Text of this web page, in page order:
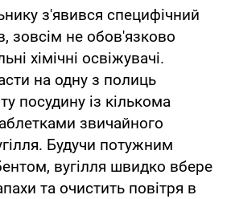
з'явився специфічний
зовсім не обов'язково
хімічні освіжувачі.
на одну з полиць
посудину із кількома
звичайного
Будучи потужним
вугілля швидко вбере
та очистить повітря в